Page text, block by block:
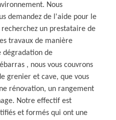
Nous
demandez de l'aide pour le
un prestataire de
travaux de manière
dégradation de
, nous vous couvrons
grenier et cave, que vous
rénovation, un rangement
Notre effectif est
et formés qui ont une